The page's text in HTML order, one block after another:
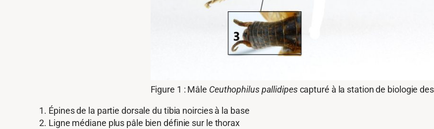
Figure 1 : Mâle Ceuthophilus pallidipescapturé à la station de biologie
Épines de la partie dorsale du tibia noircies à la base
Ligne médiane plus pâle bien définie sur le thorax